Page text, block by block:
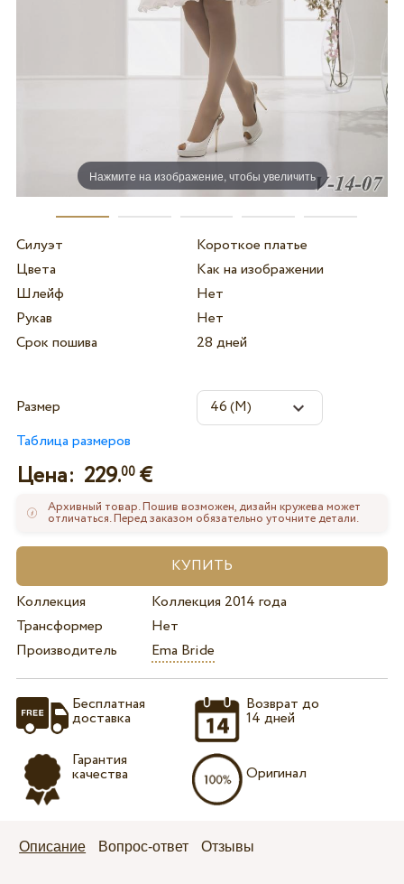
Нажмите на изображение, чтобы увеличить
Силуэт
Короткое платье
Цвета
Как на изображении
Шлейф
Нет
Рукав
Нет
Срок пошива
28 дней
Размер
Таблица размеров
Цена: 229.00€
Архивный товар. Пошив возможен, дизайн кружева может
отличаться. Перед заказом обязательно уточните детали.
Коллекция
Коллекция 2014 года
Трансформер
Нет
Производитель
Ema Bride
Бесплатная
доставка
Гарантия
качества
Возврат до
14 дней
Оригинал
Описание Вопрос-ответ Отзывы